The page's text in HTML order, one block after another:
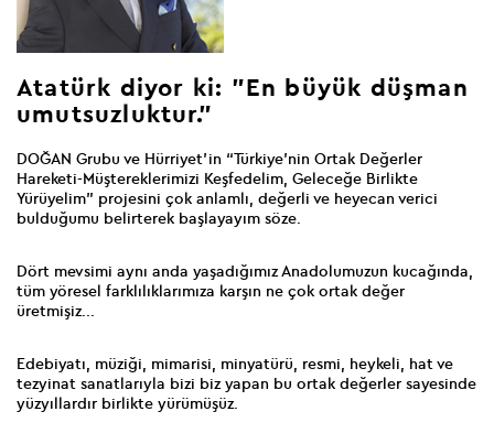
Atatürk diyor ki: "En büyük düşman
umutsuzluktur."
DOĞAN Grubu ve Hürriyet’in “Türkiye’nin Ortak Değerler
Hareketi-Müştereklerimizi Keşfedelim, Geleceğe Birlikte
Yürüyelim” projesini çok anlamlı, değerli ve heyecan verici
bulduğumu belirterek başlayayım söze.
Dört mevsimi aynı anda yaşadığımız Anadolumuzun kucağında,
tüm yöresel farklılıklarımıza karşın ne çok ortak değer
üretmişiz...
Edebiyatı, müziği, mimarisi, minyatürü, resmi, heykeli, hat ve
tezyinat sanatlarıyla bizi biz yapan bu ortak değerler sayesinde
yüzyıllardır birlikte yürümüşüz.